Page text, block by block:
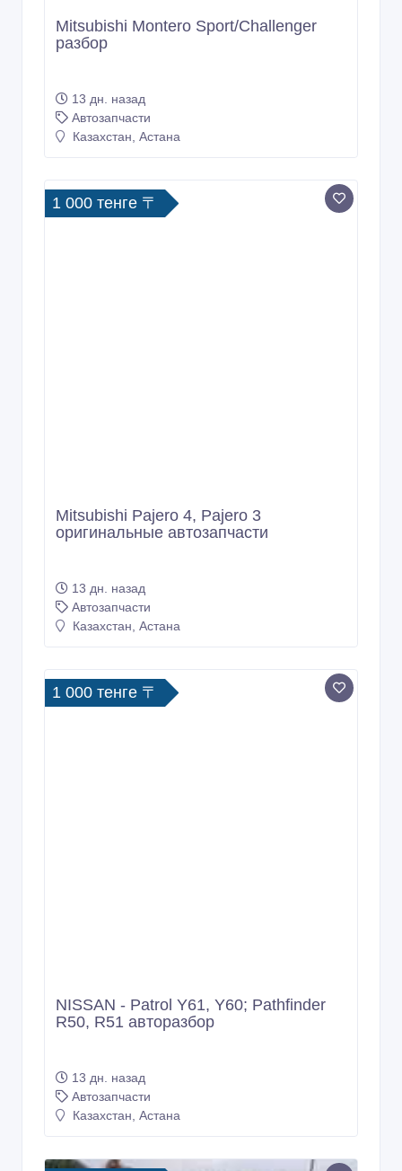
Mitsubishi Montero Sport/Challenger
разбор
13 дн. назад
Автозапчасти
Казахстан, Астана
1 000 тенге 〒
Mitsubishi Pajero 4, Pajero 3
оригинальные автозапчасти
13 дн. назад
Автозапчасти
Казахстан, Астана
1 000 тенге 〒
NISSAN - Patrol Y61, Y60; Pathfinder
R50, R51 авторазбор
13 дн. назад
Автозапчасти
Казахстан, Астана